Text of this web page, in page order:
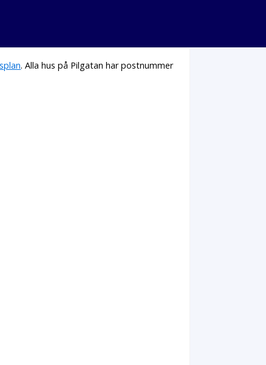
. Alla hus på Pilgatan har postnummer